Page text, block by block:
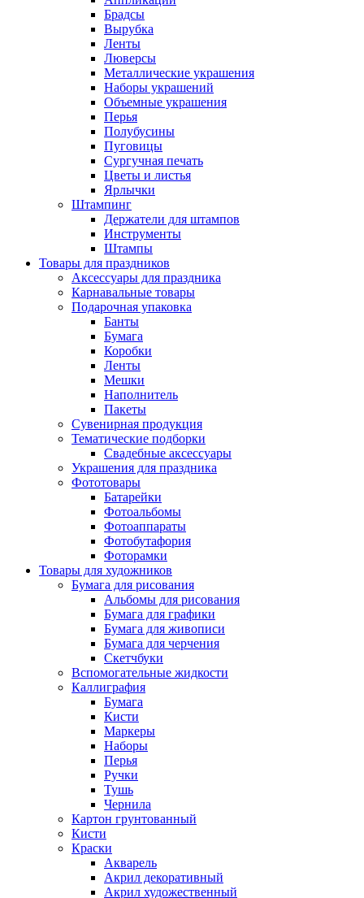
Брадсы
Вырубка
Ленты
Люверсы
Металлические украшения
Наборы украшений
Объемные украшения
Перья
Полубусины
Пуговицы
Сургучная печать
Цветы и листья
Ярлычки
Штампинг
Держатели для штампов
Инструменты
Штампы
Товары для праздников
Аксессуары для праздника
Карнавальные товары
Подарочная упаковка
Банты
Бумага
Коробки
Ленты
Мешки
Наполнитель
Пакеты
Сувенирная продукция
Тематические подборки
Свадебные аксессуары
Украшения для праздника
Фототовары
Батарейки
Фотоальбомы
Фотоаппараты
Фотобутафория
Фоторамки
Товары для художников
Бумага для рисования
Альбомы для рисования
Бумага для графики
Бумага для живописи
Бумага для черчения
Скетчбуки
Вспомогательные жидкости
Каллиграфия
Бумага
Кисти
Маркеры
Наборы
Перья
Ручки
Тушь
Чернила
Картон грунтованный
Кисти
Краски
Акварель
Акрил декоративный
Акрил художественный